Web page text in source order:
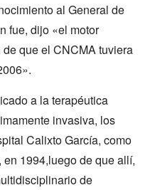
al General de
fue, dijo «el motor
que el CNCMA tuviera
a la terapéutica
invasiva, los
Calixto García, como
1994,luego de que allí,
de